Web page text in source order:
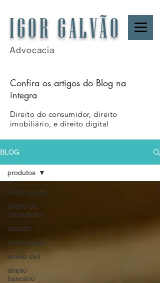
IGOR GALVÃO
Advocacia
Confira os artigos do Blog na
íntegra
Direito do consumidor, direito
imobiliário, e direito digital
BLOG
Todos posts
direito do
consumidor
aviação
indenização
direito civil
direito
bancário
produtos